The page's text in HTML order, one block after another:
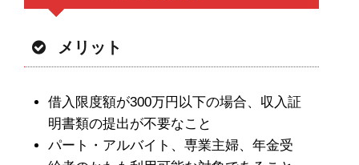
メリット
借入限度額が300万円以下の場合、収入証
明書類の提出が不要なこと
パート・アルバイト、専業主婦、年金受